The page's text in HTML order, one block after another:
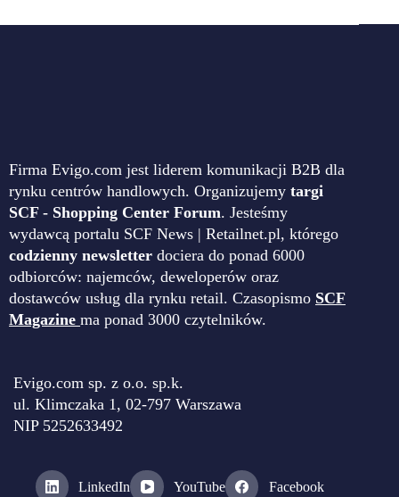
Firma Evigo.com jest liderem komunikacji B2B dla
rynku centrów handlowych. Organizujemy targi
SCF - Shopping Center Forum. Jesteśmy
wydawcą portalu SCF News | Retailnet.pl, którego
codzienny newsletter dociera do ponad 6000
odbiorców: najemców, deweloperów oraz
dostawców usług dla rynku retail. Czasopismo SCF
Magazine ma ponad 3000 czytelników.
Evigo.com sp. z o.o. sp.k.
ul. Klimczaka 1, 02-797 Warszawa
NIP 5252633492
LinkedIn YouTube Facebook